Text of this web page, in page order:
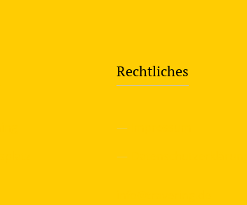
Rechtliches
—
—